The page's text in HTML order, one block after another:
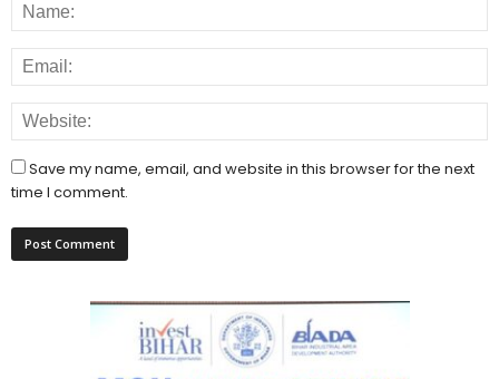
Save my name, email, and website in this browser for the next
time I comment.